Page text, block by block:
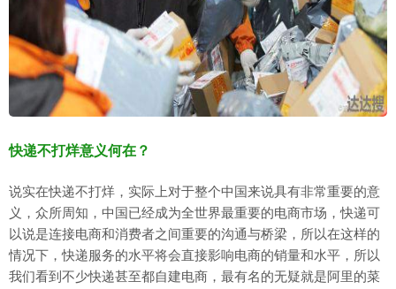
快递不打烊意义何在？
说实在快递不打烊，实际上对于整个中国来说具有非常重要的意
义，众所周知，中国已经成为全世界最重要的电商市场，快递可
以说是连接电商和消费者之间重要的沟通与桥梁，所以在这样的
情况下，快递服务的水平将会直接影响电商的销量和水平，所以
我们看到不少快递甚至都自建电商，最有名的无疑就是阿里的菜